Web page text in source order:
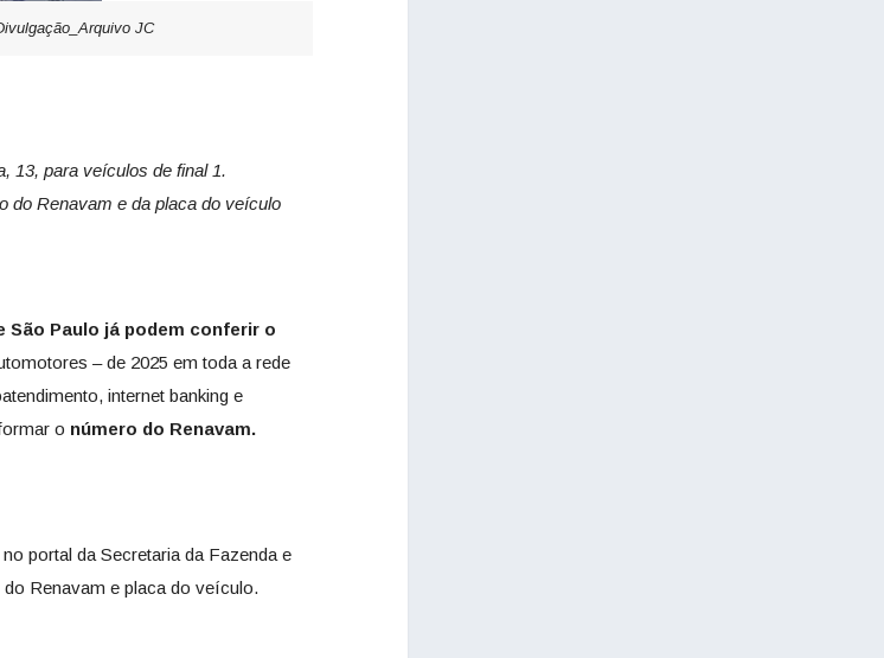
JC
13, para veículos de final 1.
do Renavam e da placa do veículo
Paulo já podem conferir o
– de 2025 em toda a rede
internet banking e
o número do Renavam.
no portal da Secretaria da Fazenda e
Renavam e placa do veículo.